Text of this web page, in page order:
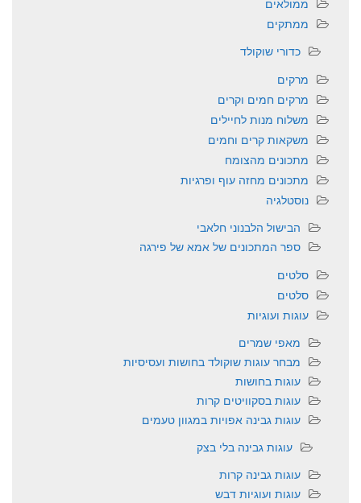
ממולאים
ממתקים
כדורי שוקולד
מרקים
מרקים חמים וקרים
משלוח מנות לחיילים
משקאות קרים וחמים
מתכונים מהצומח
מתכונים מחזה עוף ופרגיות
נוסטלגיה
הבישול הלבנוני חלאבי
ספר המתכונים של אמא של פירגה
סלטים
סלטים
עוגות ועוגיות
מאפי שמרים
מבחר עוגות שוקולד בחושות ועסיסיות
עוגות בחושות
עוגות בסקוויטים קרות
עוגות גבינה אפויות במגוון טעמים
עוגות גבינה בלי בצק
עוגות גבינה קרות
עוגות ועוגיות דבש